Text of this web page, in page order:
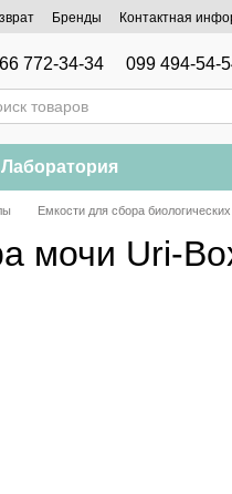
Бренды Контактная
772-34-34 099 494-54-
Лаборатория
Емкости для сбора
мочи Uri-